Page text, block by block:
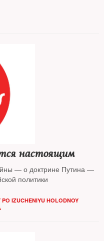
настоящим
— о доктрине Путина —
политики
IZUCHENIYU HOLODNOY